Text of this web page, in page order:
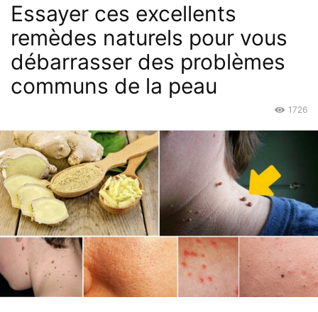
Essayer ces excellents
remèdes naturels pour vous
débarrasser des problèmes
communs de la peau
1726